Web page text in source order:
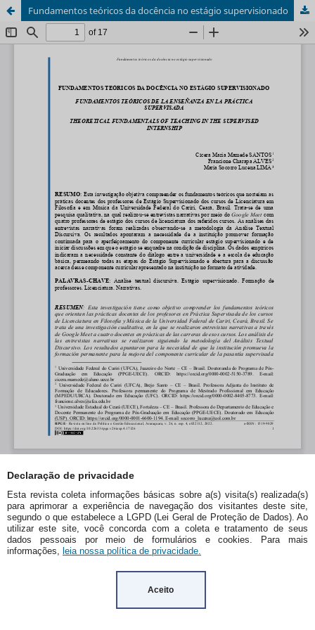
Declaração de privacidade
Esta revista coleta informações básicas sobre a(s) visita(s) realizada(s)
para aprimorar a experiência de navegação dos visitantes deste site,
segundo o que estabelece a LGPD (Lei Geral de Proteção de Dados). Ao
utilizar este site, você concorda com a coleta e tratamento de seus
dados pessoais por meio de formulários e cookies. Para mais
informações, leia nossa política de privacidade.
Aceito
Fundamentos teóricos da docência no estágio supervisionado